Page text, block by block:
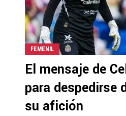
FEMENIL
El mensaje de
para despedirse
su afición